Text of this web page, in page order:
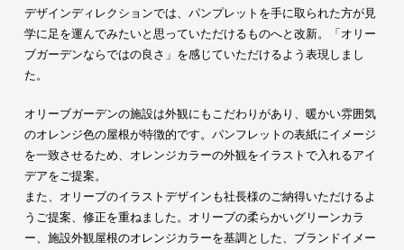
デザインディレクションでは、パンプレットを手に取られた方が見
学に足を運んでみたいと思っていただけるものへと改新。「オリー
ブガーデンならではの良さ」を感じていただけるよう表現しまし
た。
オリーブガーデンの施設は外観にもこだわりがあり、暖かい雰囲気
のオレンジ色の屋根が特徴的です。パンフレットの表紙にイメージ
を一致させるため、オレンジカラーの外観をイラストで入れるアイ
デアをご提案。
また、オリーブのイラストデザインも社長様のご納得いただけるよ
うご提案、修正を重ねました。オリーブの柔らかいグリーンカラ
ー、施設外観屋根のオレンジカラーを基調とした、ブランドイメー